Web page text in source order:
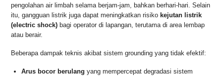
pengolahan air limbah selama berjam-jam, bahkan berhari-hari. Selain
itu, gangguan listrik juga dapat meningkatkan risiko kejutan listrik
(electric shock) bagi operator di lapangan, terutama di area lembap
atau berair.
Beberapa dampak teknis akibat sistem grounding yang tidak efektif:
Arus bocor berulang yang mempercepat degradasi sistem